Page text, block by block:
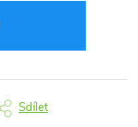
Sdílet